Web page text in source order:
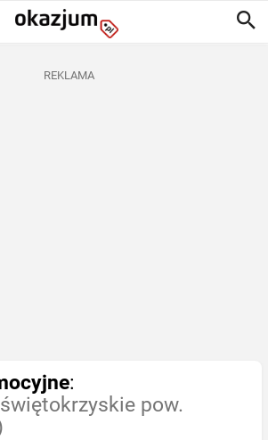
REKLAMA
:
pow.